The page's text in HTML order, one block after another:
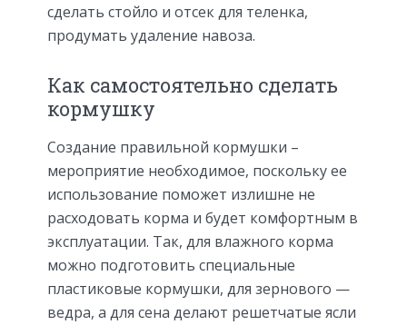
сделать стойло и отсек для теленка,
продумать удаление навоза.
Как самостоятельно сделать
кормушку
Создание правильной кормушки –
мероприятие необходимое, поскольку ее
использование поможет излишне не
расходовать корма и будет комфортным в
эксплуатации. Так, для влажного корма
можно подготовить специальные
пластиковые кормушки, для зернового —
ведра, а для сена делают решетчатые ясли